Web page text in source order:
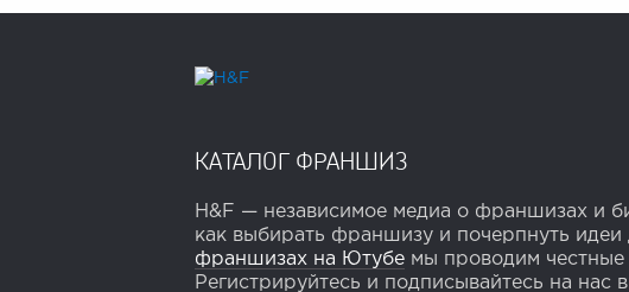
КАТАЛОГ ФРАНШИЗ
H&F — независимое медиа о франшизах и
как выбирать франшизу и почерпнуть идеи
франшизах на Ютубе мы проводим
Регистрируйтесь и подписывайтесь на нас